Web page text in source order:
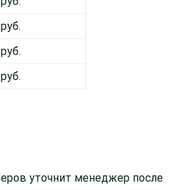
уточнит менеджер после